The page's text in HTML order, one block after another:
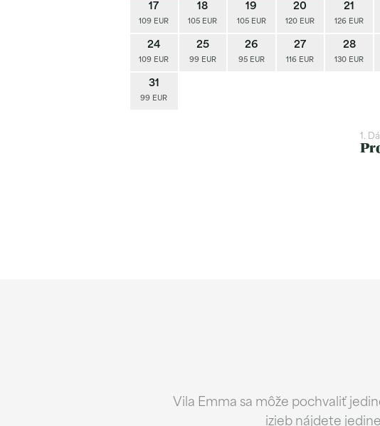
17
109 EUR
18
105 EUR
19
105 EUR
20
120 EUR
21
126 EUR
24
109 EUR
25
99 EUR
26
95 EUR
27
116 EUR
28
130 EUR
31
99 EUR
1.
Vila Emma sa môže pochvaliť
izieb nájdete